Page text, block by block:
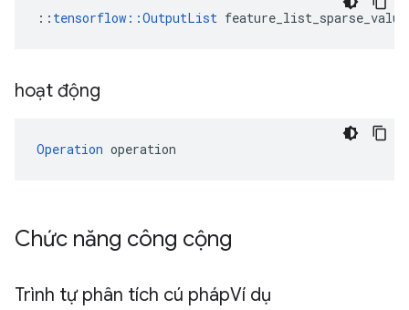
:: tensorflow::OutputList
hoạt động
Operation operation
Chức năng công cộng
Trình tự phân tích cú phápVí dụ